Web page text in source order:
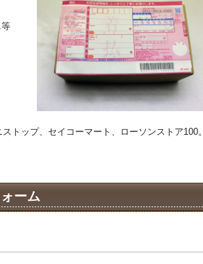
トップ、セイコーマート、ローソンストア100。
ーム